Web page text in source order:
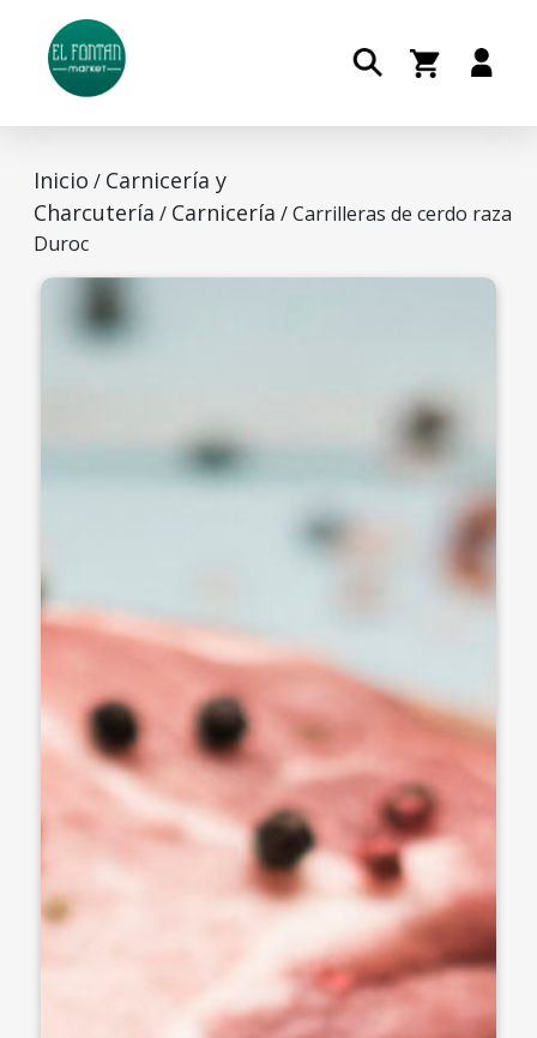
Inicio / Carnicería y
Charcutería / Carnicería / Carrilleras de cerdo raza
Duroc